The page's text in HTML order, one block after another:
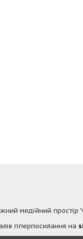
медійний простір
гіперпосилання на